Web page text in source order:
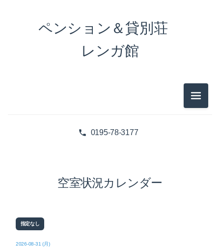
0195-78-3177
ペンション＆貸別荘
レンガ館
メニュ
空室状況カレンダー
指定なし
2026-08-31 (月)